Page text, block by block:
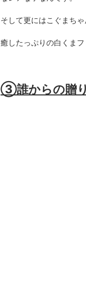
そして更にはこぐまちゃ
癒したっぷりの白くまフ
③誰からの贈り